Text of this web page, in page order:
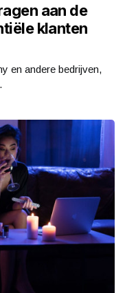
aan de
klanten
en andere bedrijven,